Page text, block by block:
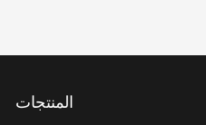
المنتجات